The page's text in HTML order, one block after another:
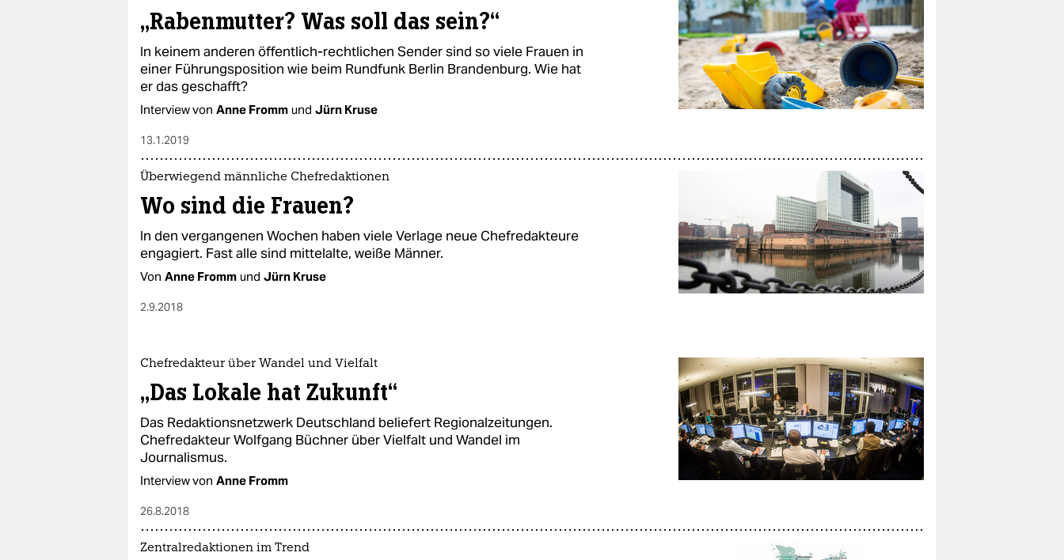
„Rabenmutter? Was soll das sein?“
In keinem anderen öffentlich-rechtlichen Sender sind so viele Frauen in
einer Führungsposition wie beim Rundfunk Berlin Brandenburg. Wie hat
er das geschafft?
Interview von Anne Fromm und Jürn Kruse
13.1.2019
Überwiegend männliche Chefredaktionen
Wo sind die Frauen?
In den vergangenen Wochen haben viele Verlage neue Chefredakteure
engagiert. Fast alle sind mittelalte, weiße Männer.
Von Anne Fromm und Jürn Kruse
2.9.2018
Chefredakteur über Wandel und Vielfalt
„Das Lokale hat Zukunft“
Das Redaktionsnetzwerk Deutschland beliefert Regionalzeitungen.
Chefredakteur Wolfgang Büchner über Vielfalt und Wandel im
Journalismus.
Interview von Anne Fromm
26.8.2018
Zentralredaktionen im Trend